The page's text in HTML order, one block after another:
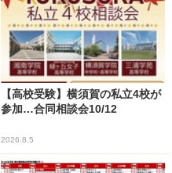
【高校受験】横須賀の私立4校が
参加…合同相談会10/12
2026.8.5